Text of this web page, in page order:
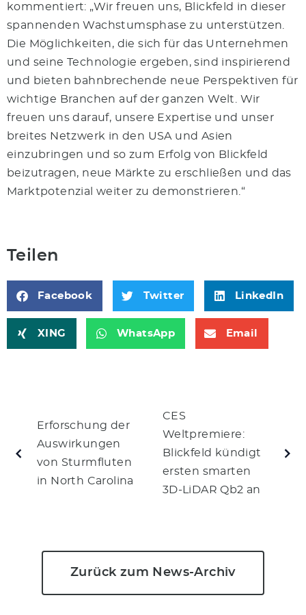
kommentiert: „Wir freuen uns, Blickfeld in dieser
spannenden Wachstumsphase zu unterstützen.
Die Möglichkeiten, die sich für das Unternehmen
und seine Technologie ergeben, sind inspirierend
und bieten bahnbrechende neue Perspektiven für
wichtige Branchen auf der ganzen Welt. Wir
freuen uns darauf, unsere Expertise und unser
breites Netzwerk in den USA und Asien
einzubringen und so zum Erfolg von Blickfeld
beizutragen, neue Märkte zu erschließen und das
Marktpotenzial weiter zu demonstrieren.“
Teilen
Facebook Twitter LinkedIn
XING WhatsApp Email
Erforschung der
Auswirkungen
von Sturmfluten
in North Carolina
CES
Weltpremiere:
Blickfeld kündigt
ersten smarten
3D-LiDAR Qb2 an
Zurück zum News-Archiv